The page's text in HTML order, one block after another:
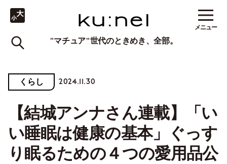
"マチュア"世代のときめき、全部。
メニュー
くらし 2024.11.30
【結城アンナさん連載】「い
い睡眠は健康の基本」ぐっす
り眠るための４つの愛用品公